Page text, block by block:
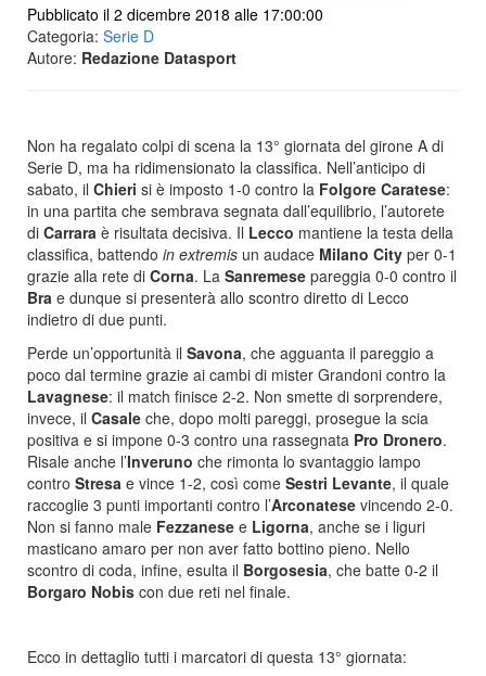
Pubblicato il 2 dicembre 2018 alle 17:00:00
Categoria: Serie D
Autore: Redazione Datasport
Non ha regalato colpi di scena la 13° giornata del girone A di
Serie D, ma ha ridimensionato la classifica. Nell’anticipo di
sabato, il Chieri si è imposto 1-0 contro la Folgore Caratese:
in una partita che sembrava segnata dall’equilibrio, l’autorete
di Carrara è risultata decisiva. Il Lecco mantiene la testa della
classifica, battendo in extremis un audace Milano City per 0-1
grazie alla rete di Corna. La Sanremese pareggia 0-0 contro il
Bra e dunque si presenterà allo scontro diretto di Lecco
indietro di due punti.
Perde un’opportunità il Savona, che agguanta il pareggio a
poco dal termine grazie ai cambi di mister Grandoni contro la
Lavagnese: il match finisce 2-2. Non smette di sorprendere,
invece, il Casale che, dopo molti pareggi, prosegue la scia
positiva e si impone 0-3 contro una rassegnata Pro Dronero.
Risale anche l’Inveruno che rimonta lo svantaggio lampo
contro Stresa e vince 1-2, così come Sestri Levante, il quale
raccoglie 3 punti importanti contro l’Arconatese vincendo 2-0.
Non si fanno male Fezzanese e Ligorna, anche se i liguri
masticano amaro per non aver fatto bottino pieno. Nello
scontro di coda, infine, esulta il Borgosesia, che batte 0-2 il
Borgaro Nobis con due reti nel finale.
Ecco in dettaglio tutti i marcatori di questa 13° giornata: